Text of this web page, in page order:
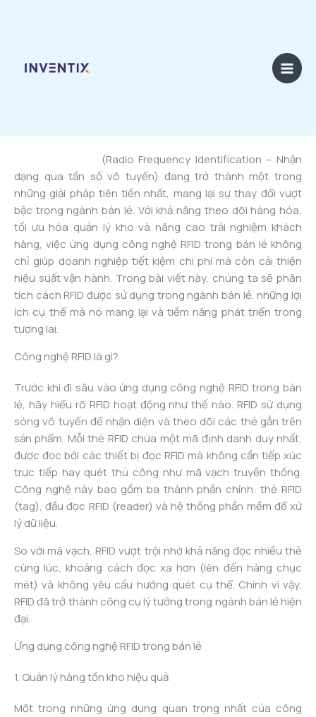
(Radio Frequency Identification – Nhận
dạng qua tần số vô tuyến) đang trở thành một trong
những giải pháp tiên tiến nhất, mang lại sự thay đổi vượt
bậc trong ngành bán lẻ. Với khả năng theo dõi hàng hóa,
tối ưu hóa quản lý kho và nâng cao trải nghiệm khách
hàng, việc ứng dụng công nghệ RFID trong bán lẻ không
chỉ giúp doanh nghiệp tiết kiệm chi phí mà còn cải thiện
hiệu suất vận hành. Trong bài viết này, chúng ta sẽ phân
tích cách RFID được sử dụng trong ngành bán lẻ, những lợi
ích cụ thể mà nó mang lại và tiềm năng phát triển trong
tương lai.
Công nghệ RFID là gì?
Trước khi đi sâu vào ứng dụng công nghệ RFID trong bán
lẻ, hãy hiểu rõ RFID hoạt động như thế nào. RFID sử dụng
sóng vô tuyến để nhận diện và theo dõi các thẻ gắn trên
sản phẩm. Mỗi thẻ RFID chứa một mã định danh duy nhất,
được đọc bởi các thiết bị đọc RFID mà không cần tiếp xúc
trực tiếp hay quét thủ công như mã vạch truyền thống.
Công nghệ này bao gồm ba thành phần chính: thẻ RFID
(tag), đầu đọc RFID (reader) và hệ thống phần mềm để xử
lý dữ liệu.
So với mã vạch, RFID vượt trội nhờ khả năng đọc nhiều thẻ
cùng lúc, khoảng cách đọc xa hơn (lên đến hàng chục
mét) và không yêu cầu hướng quét cụ thể. Chính vì vậy,
RFID đã trở thành công cụ lý tưởng trong ngành bán lẻ hiện
đại.
Ứng dụng công nghệ RFID trong bán lẻ
1. Quản lý hàng tồn kho hiệu quả
Một trong những ứng dụng quan trọng nhất của công